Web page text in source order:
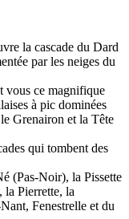
la cascade du Dard
par les neiges du
vous ce magnifique
à pic dominées
Grenairon et la Tête
qui tombent des
(Pas-Noir), la Pissette
Pierrette, la
Fenestrelle et du